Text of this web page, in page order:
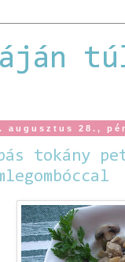
augusztus 28.,
tokány